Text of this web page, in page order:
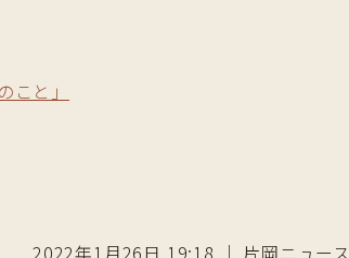
こと」
2022年1月26日 19:18 ｜ 片岡ニュース